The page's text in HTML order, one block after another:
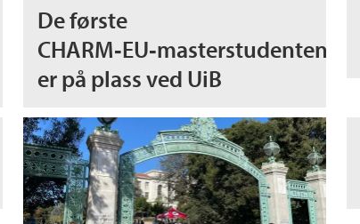
De første
CHARM‑EU‑masterstudentene
er på plass ved UiB